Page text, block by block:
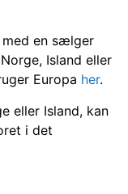
en sælger
Island eller
Europa her.
eller Island, kan
i det